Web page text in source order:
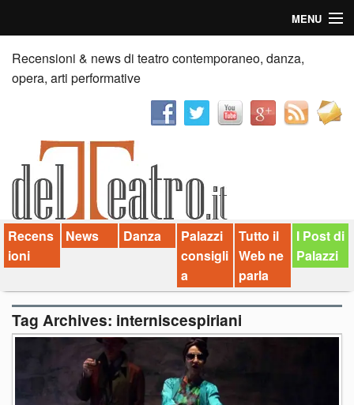
MENU
Home
Recensioni
News
Palazzi consiglia
Video
Chi siamo
Contatti
Recensioni & news di teatro contemporaneo, danza,
opera, arti performative
Recens
ioni
News Danza
Palazzi
consigli
a
Tutto il
Web ne
parla
I Post di
Palazzi
Tag Archives: interniscespiriani